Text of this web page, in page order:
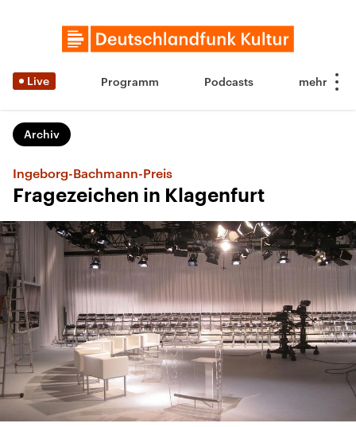
Live Programm Podcasts
Archiv
Ingeborg-Bachmann-Preis
Fragezeichen in Klagenfurt